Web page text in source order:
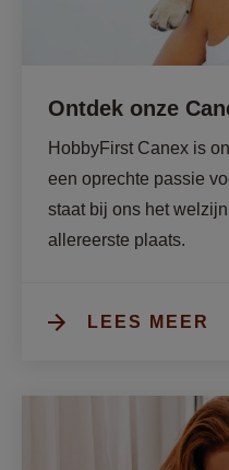
Ontdek onze
HobbyFirst Canex is
een oprechte passie
staat bij ons het
allereerste plaats.
LEES MEER